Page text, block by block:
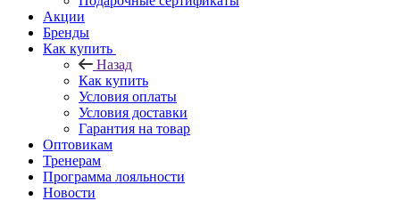
Акции
Бренды
Как купить
Назад
Как купить
Условия оплаты
Условия доставки
Гарантия на товар
Оптовикам
Тренерам
Программа лояльности
Новости